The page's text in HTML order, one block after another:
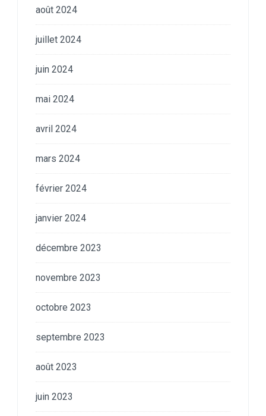
août 2024
juillet 2024
juin 2024
mai 2024
avril 2024
mars 2024
février 2024
janvier 2024
décembre 2023
novembre 2023
octobre 2023
septembre 2023
août 2023
juin 2023